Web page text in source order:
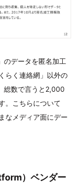
のデータを匿名加工
らく連絡網」以外の
総数で言うと2,000
。こちらについて
なメディア面にデー
）ベンダー